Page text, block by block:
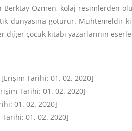
Özmen, kolaj resimlerden
dünyasına götürür. Muhtemeldir
diğer çocuk kitabı yazarlarının
Tarihi: 01. 02. 2020]
Tarihi: 01. 02. 2020]
01. 02. 2020]
01. 02. 2020]